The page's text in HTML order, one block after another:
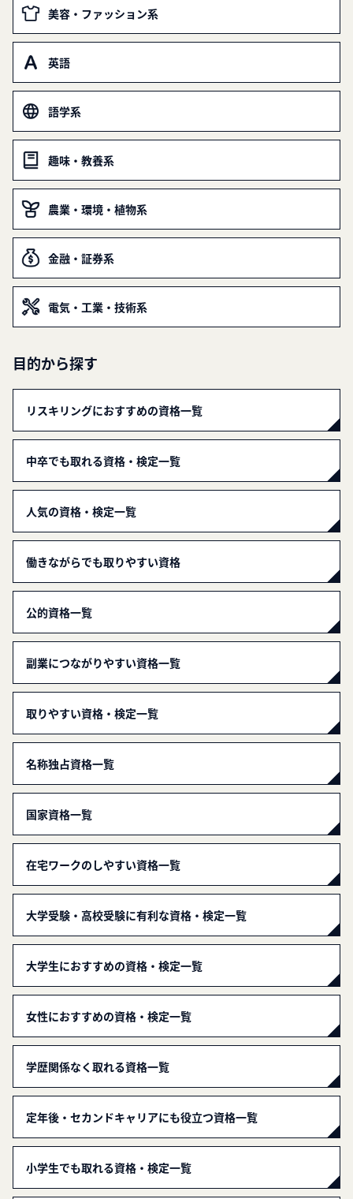
美容・ファッション系
英語
語学系
趣味・教養系
農業・環境・植物系
金融・証券系
電気・工業・技術系
目的から探す
リスキリングにおすすめの資格一覧
中卒でも取れる資格・検定一覧
人気の資格・検定一覧
働きながらでも取りやすい資格
公的資格一覧
副業につながりやすい資格一覧
取りやすい資格・検定一覧
名称独占資格一覧
国家資格一覧
在宅ワークのしやすい資格一覧
大学受験・高校受験に有利な資格・検定一覧
大学生におすすめの資格・検定一覧
女性におすすめの資格・検定一覧
学歴関係なく取れる資格一覧
定年後・セカンドキャリアにも役立つ資格一覧
小学生でも取れる資格・検定一覧